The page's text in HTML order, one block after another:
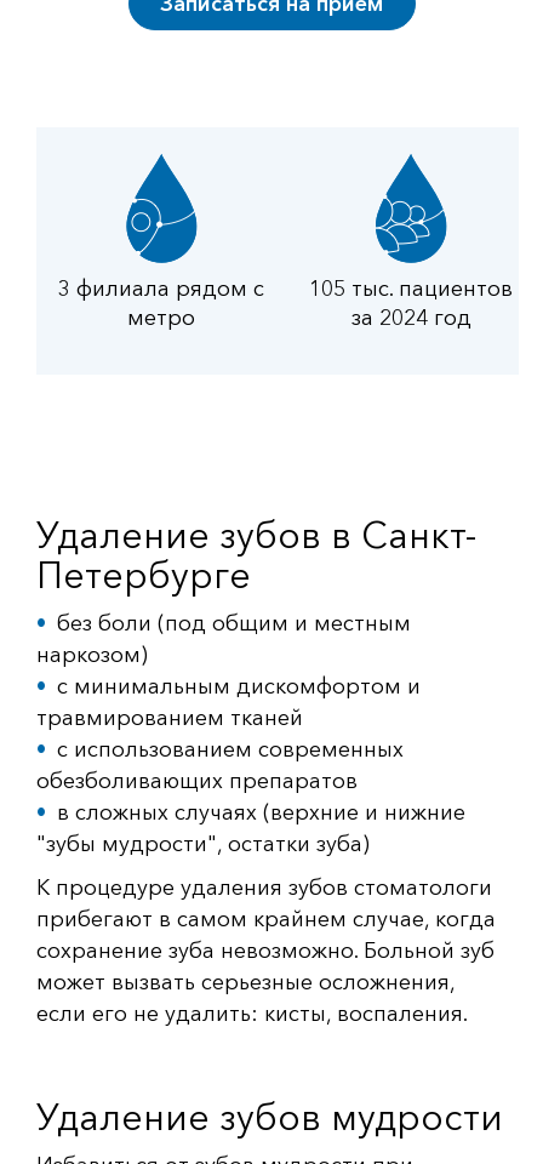
3 филиала рядом с
метро
105 тыс. пациентов
за 2024 год
Удаление зубов в Санкт-
Петербурге
без боли (под общим и местным
наркозом)
с минимальным дискомфортом и
травмированием тканей
с использованием современных
обезболивающих препаратов
в сложных случаях (верхние и нижние
"зубы мудрости", остатки зуба)
К процедуре удаления зубов стоматологи
прибегают в самом крайнем случае, когда
сохранение зуба невозможно. Больной зуб
может вызвать серьезные осложнения,
если его не удалить: кисты, воспаления.
Удаление зубов мудрости